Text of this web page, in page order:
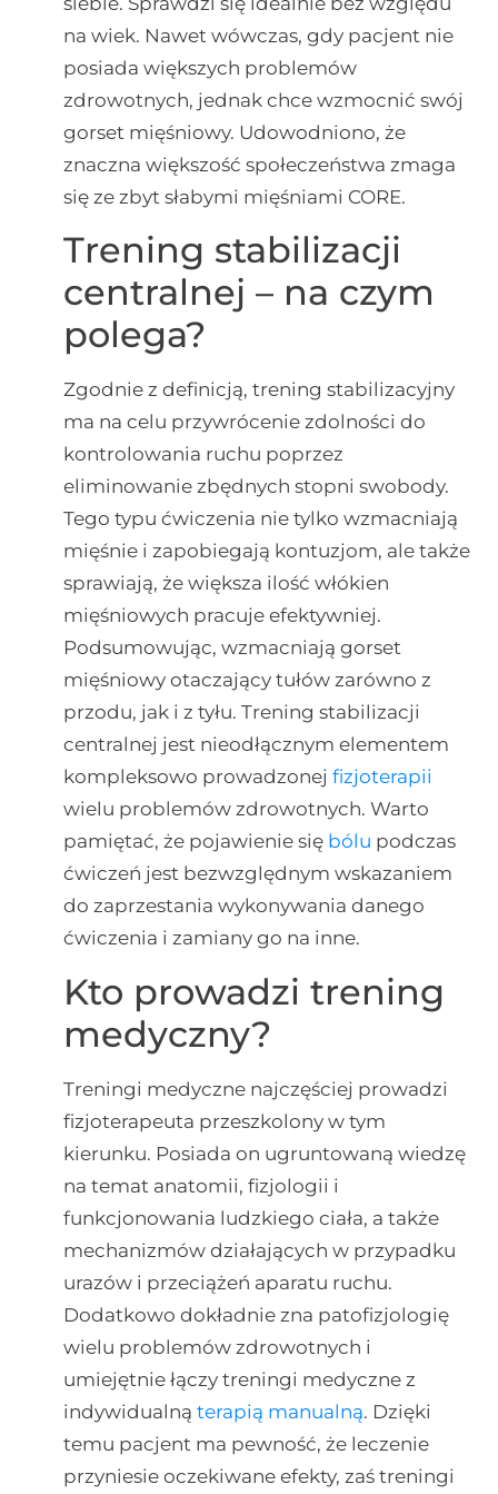
na wiek. Nawet wówczas, gdy pacjent nie
posiada większych problemów
zdrowotnych, jednak chce wzmocnić swój
gorset mięśniowy. Udowodniono, że
znaczna większość społeczeństwa zmaga
się ze zbyt słabymi mięśniami CORE.
Trening stabilizacji
centralnej – na czym
polega?
Zgodnie z definicją, trening stabilizacyjny
ma na celu przywrócenie zdolności do
kontrolowania ruchu poprzez
eliminowanie zbędnych stopni swobody.
Tego typu ćwiczenia nie tylko wzmacniają
mięśnie i zapobiegają kontuzjom, ale także
sprawiają, że większa ilość włókien
mięśniowych pracuje efektywniej.
Podsumowując, wzmacniają gorset
mięśniowy otaczający tułów zarówno z
przodu, jak i z tyłu. Trening stabilizacji
centralnej jest nieodłącznym elementem
kompleksowo prowadzonej fizjoterapii
wielu problemów zdrowotnych. Warto
pamiętać, że pojawienie się bólu podczas
ćwiczeń jest bezwzględnym wskazaniem
do zaprzestania wykonywania danego
ćwiczenia i zamiany go na inne.
Kto prowadzi trening
medyczny?
Treningi medyczne najczęściej prowadzi
fizjoterapeuta przeszkolony w tym
kierunku. Posiada on ugruntowaną wiedzę
na temat anatomii, fizjologii i
funkcjonowania ludzkiego ciała, a także
mechanizmów działających w przypadku
urazów i przeciążeń aparatu ruchu.
Dodatkowo dokładnie zna patofizjologię
wielu problemów zdrowotnych i
umiejętnie łączy treningi medyczne z
indywidualną terapią manualną. Dzięki
temu pacjent ma pewność, że leczenie
przyniesie oczekiwane efekty, zaś treningi